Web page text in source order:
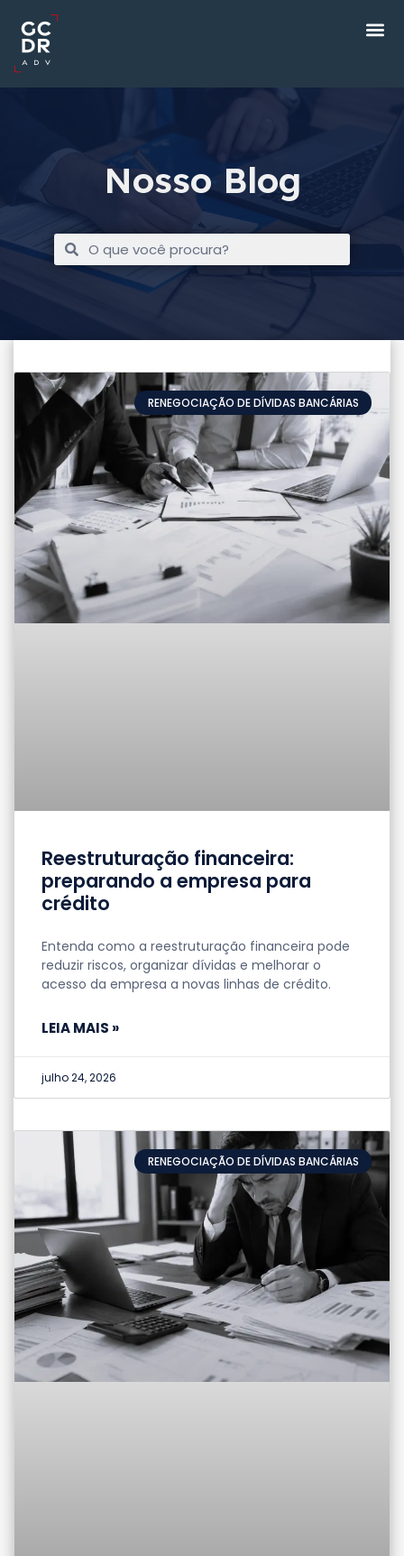
Nosso Blog
RENEGOCIAÇÃO DE DÍVIDAS BANCÁRIAS
Reestruturação financeira:
preparando a empresa para
crédito
Entenda como a reestruturação financeira pode
reduzir riscos, organizar dívidas e melhorar o
acesso da empresa a novas linhas de crédito.
LEIA MAIS »
julho 24, 2026
RENEGOCIAÇÃO DE DÍVIDAS BANCÁRIAS